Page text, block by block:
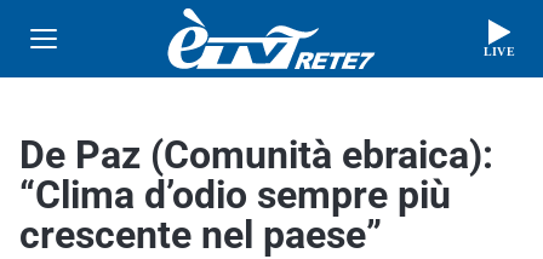
LIVE
De Paz (Comunità ebraica):
“Clima d’odio sempre più
crescente nel paese”